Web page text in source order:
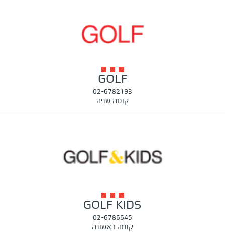
GOLF
02-6782193
קומה שניה
GOLF KIDS
02-6786645
קומה ראשונה